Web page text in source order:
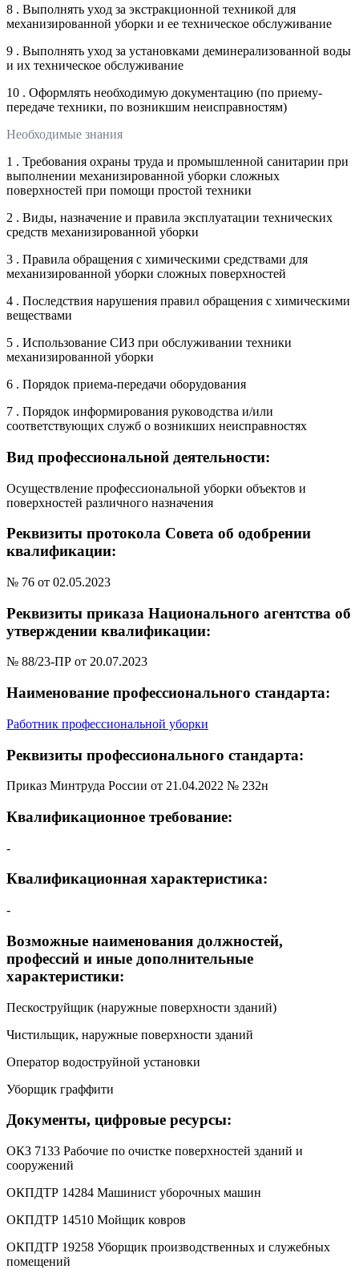
8 . Выполнять уход за экстракционной техникой для
механизированной уборки и ее техническое обслуживание
9 . Выполнять уход за установками деминерализованной воды
и их техническое обслуживание
10 . Оформлять необходимую документацию (по приему-
передаче техники, по возникшим неисправностям)
Необходимые знания
1 . Требования охраны труда и промышленной санитарии при
выполнении механизированной уборки сложных
поверхностей при помощи простой техники
2 . Виды, назначение и правила эксплуатации технических
средств механизированной уборки
3 . Правила обращения с химическими средствами для
механизированной уборки сложных поверхностей
4 . Последствия нарушения правил обращения с химическими
веществами
5 . Использование СИЗ при обслуживании техники
механизированной уборки
6 . Порядок приема-передачи оборудования
7 . Порядок информирования руководства и/или
соответствующих служб о возникших неисправностях
Вид профессиональной деятельности:
Осуществление профессиональной уборки объектов и
поверхностей различного назначения
Реквизиты протокола Совета об одобрении
квалификации:
№ 76 от 02.05.2023
Реквизиты приказа Национального агентства об
утверждении квалификации:
№ 88/23-ПР от 20.07.2023
Наименование профессионального стандарта:
Работник профессиональной уборки
Реквизиты профессионального стандарта:
Приказ Минтруда России от 21.04.2022 № 232н
Квалификационное требование:
-
Квалификационная характеристика:
-
Возможные наименования должностей,
профессий и иные дополнительные
характеристики:
Пескоструйщик (наружные поверхности зданий)
Чистильщик, наружные поверхности зданий
Оператор водоструйной установки
Уборщик граффити
Документы, цифровые ресурсы:
ОКЗ 7133 Рабочие по очистке поверхностей зданий и
сооружений
ОКПДТР 14284 Машинист уборочных машин
ОКПДТР 14510 Мойщик ковров
ОКПДТР 19258 Уборщик производственных и служебных
помещений